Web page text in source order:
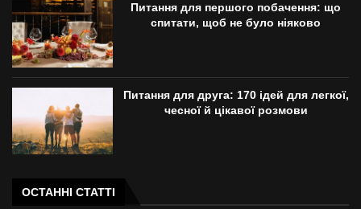
Питання для першого побачення: що
спитати, щоб не було ніяково
Питання для друга: 170 ідей для легкої,
чесної й цікавої розмови
ОСТАННІ СТАТТІ